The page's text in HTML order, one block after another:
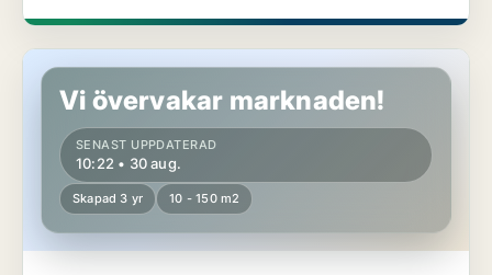
Butikslokal i Karlskrona
Vi övervakar marknaden!
SENAST UPPDATERAD
10:22 • 30 aug.
Skapad 3 yr 10 - 150 m2